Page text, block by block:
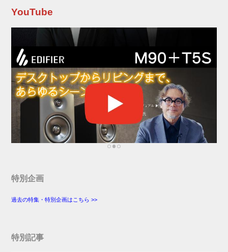
YouTube
特別企画
過去の特集・特別企画はこちら >>
特別記事